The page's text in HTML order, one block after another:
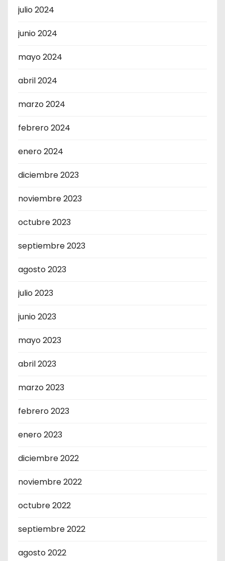
julio 2024
junio 2024
mayo 2024
abril 2024
marzo 2024
febrero 2024
enero 2024
diciembre 2023
noviembre 2023
octubre 2023
septiembre 2023
agosto 2023
julio 2023
junio 2023
mayo 2023
abril 2023
marzo 2023
febrero 2023
enero 2023
diciembre 2022
noviembre 2022
octubre 2022
septiembre 2022
agosto 2022